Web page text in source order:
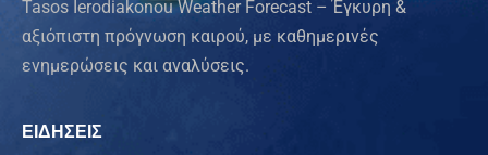
Tasos Ierodiakonou Weather Forecast – Έγκυρη &
αξιόπιστη πρόγνωση καιρού, με καθημερινές
ενημερώσεις και αναλύσεις.
ΕΙΔΗΣΕΙΣ